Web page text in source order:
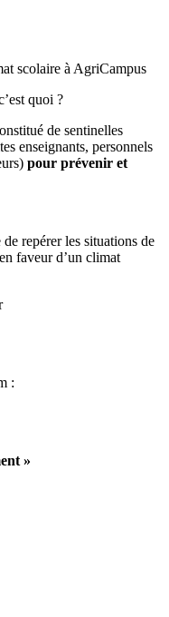
scolaire à AgriCampus
quoi ?
de sentinelles
enseignants, personnels
pour prévenir et
repérer les situations de
faveur d’un climat
:
»